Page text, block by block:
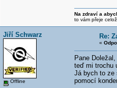
Na zdraví a
to vám přeje
Jiří Schwarz
Offline
Re:
«
Pane Doležal,
teď mi trochu
Já bych to ze
pomocí